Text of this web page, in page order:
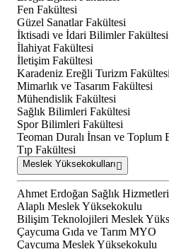
Fen Fakültesi
Güzel Sanatlar Fakültesi
İktisadi ve İdari Bilimler Fakültesi
İlahiyat Fakültesi
İletişim Fakültesi
Karadeniz Ereğli Turizm Fakültesi
Mimarlık ve Tasarım Fakültesi
Mühendislik Fakültesi
Sağlık Bilimleri Fakültesi
Spor Bilimleri Fakültesi
Teoman Duralı İnsan ve Toplum
Tıp Fakültesi
Meslek Yüksekokulları
Ahmet Erdoğan Sağlık
Alaplı Meslek Yüksekokulu
Bilişim Teknolojileri Meslek
Çaycuma Gıda ve Tarım MYO
Çaycuma Meslek Yüksekokulu